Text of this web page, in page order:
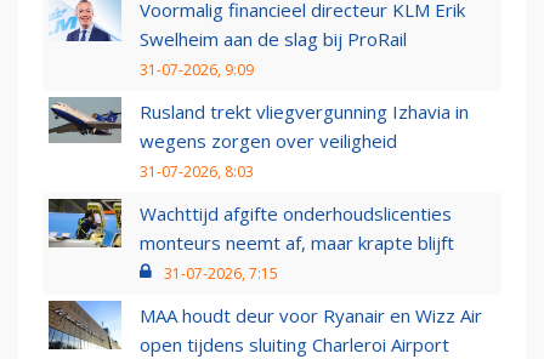
Voormalig financieel directeur KLM Erik
Swelheim aan de slag bij ProRail
31-07-2026, 9:09
Rusland trekt vliegvergunning Izhavia in
wegens zorgen over veiligheid
31-07-2026, 8:03
Wachttijd afgifte onderhoudslicenties
monteurs neemt af, maar krapte blijft
31-07-2026, 7:15
MAA houdt deur voor Ryanair en Wizz Air
open tijdens sluiting Charleroi Airport